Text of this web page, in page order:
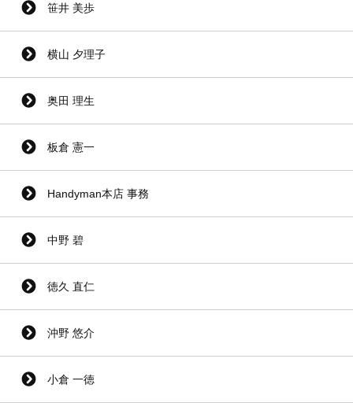
笹井 美歩
横山 夕理子
奥田 理生
板倉 憲一
Handyman本店 事務
中野 碧
徳久 直仁
沖野 悠介
小倉 一徳